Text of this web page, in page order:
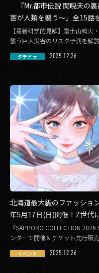
『Mr.都市伝説 関暁夫の
害が人類を襲う〜」全15話
信開始
【最新科学的見解】富士山噴火
襲う巨大災害のリスク予測を解説
タテドラ 2025.12.26
北海道最大級のファッショ
年5月17日(日)開催！Z世代
MINAMIなど豪華出演者が
『SAPPORO COLLECTION
ンターで開催＆チケット先行販売
イベント 2025.12.26